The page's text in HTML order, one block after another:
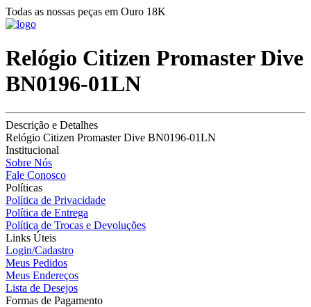
Todas as nossas peças em Ouro 18K
Relógio Citizen Promaster Dive
BN0196-01LN
Descrição e Detalhes
Relógio Citizen Promaster Dive BN0196-01LN
Institucional
Sobre Nós
Fale Conosco
Políticas
Política de Privacidade
Política de Entrega
Política de Trocas e Devoluções
Links Úteis
Login/Cadastro
Meus Pedidos
Meus Endereços
Lista de Desejos
Formas de Pagamento